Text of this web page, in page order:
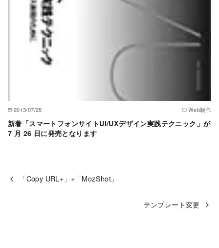
2013/07/25 Web制作
新著「スマートフォンサイトUI/UXデザイン実践テクニック」が
7 月 26 日に発売となります
「Copy URL+」+「MozShot」
テンプレート変更